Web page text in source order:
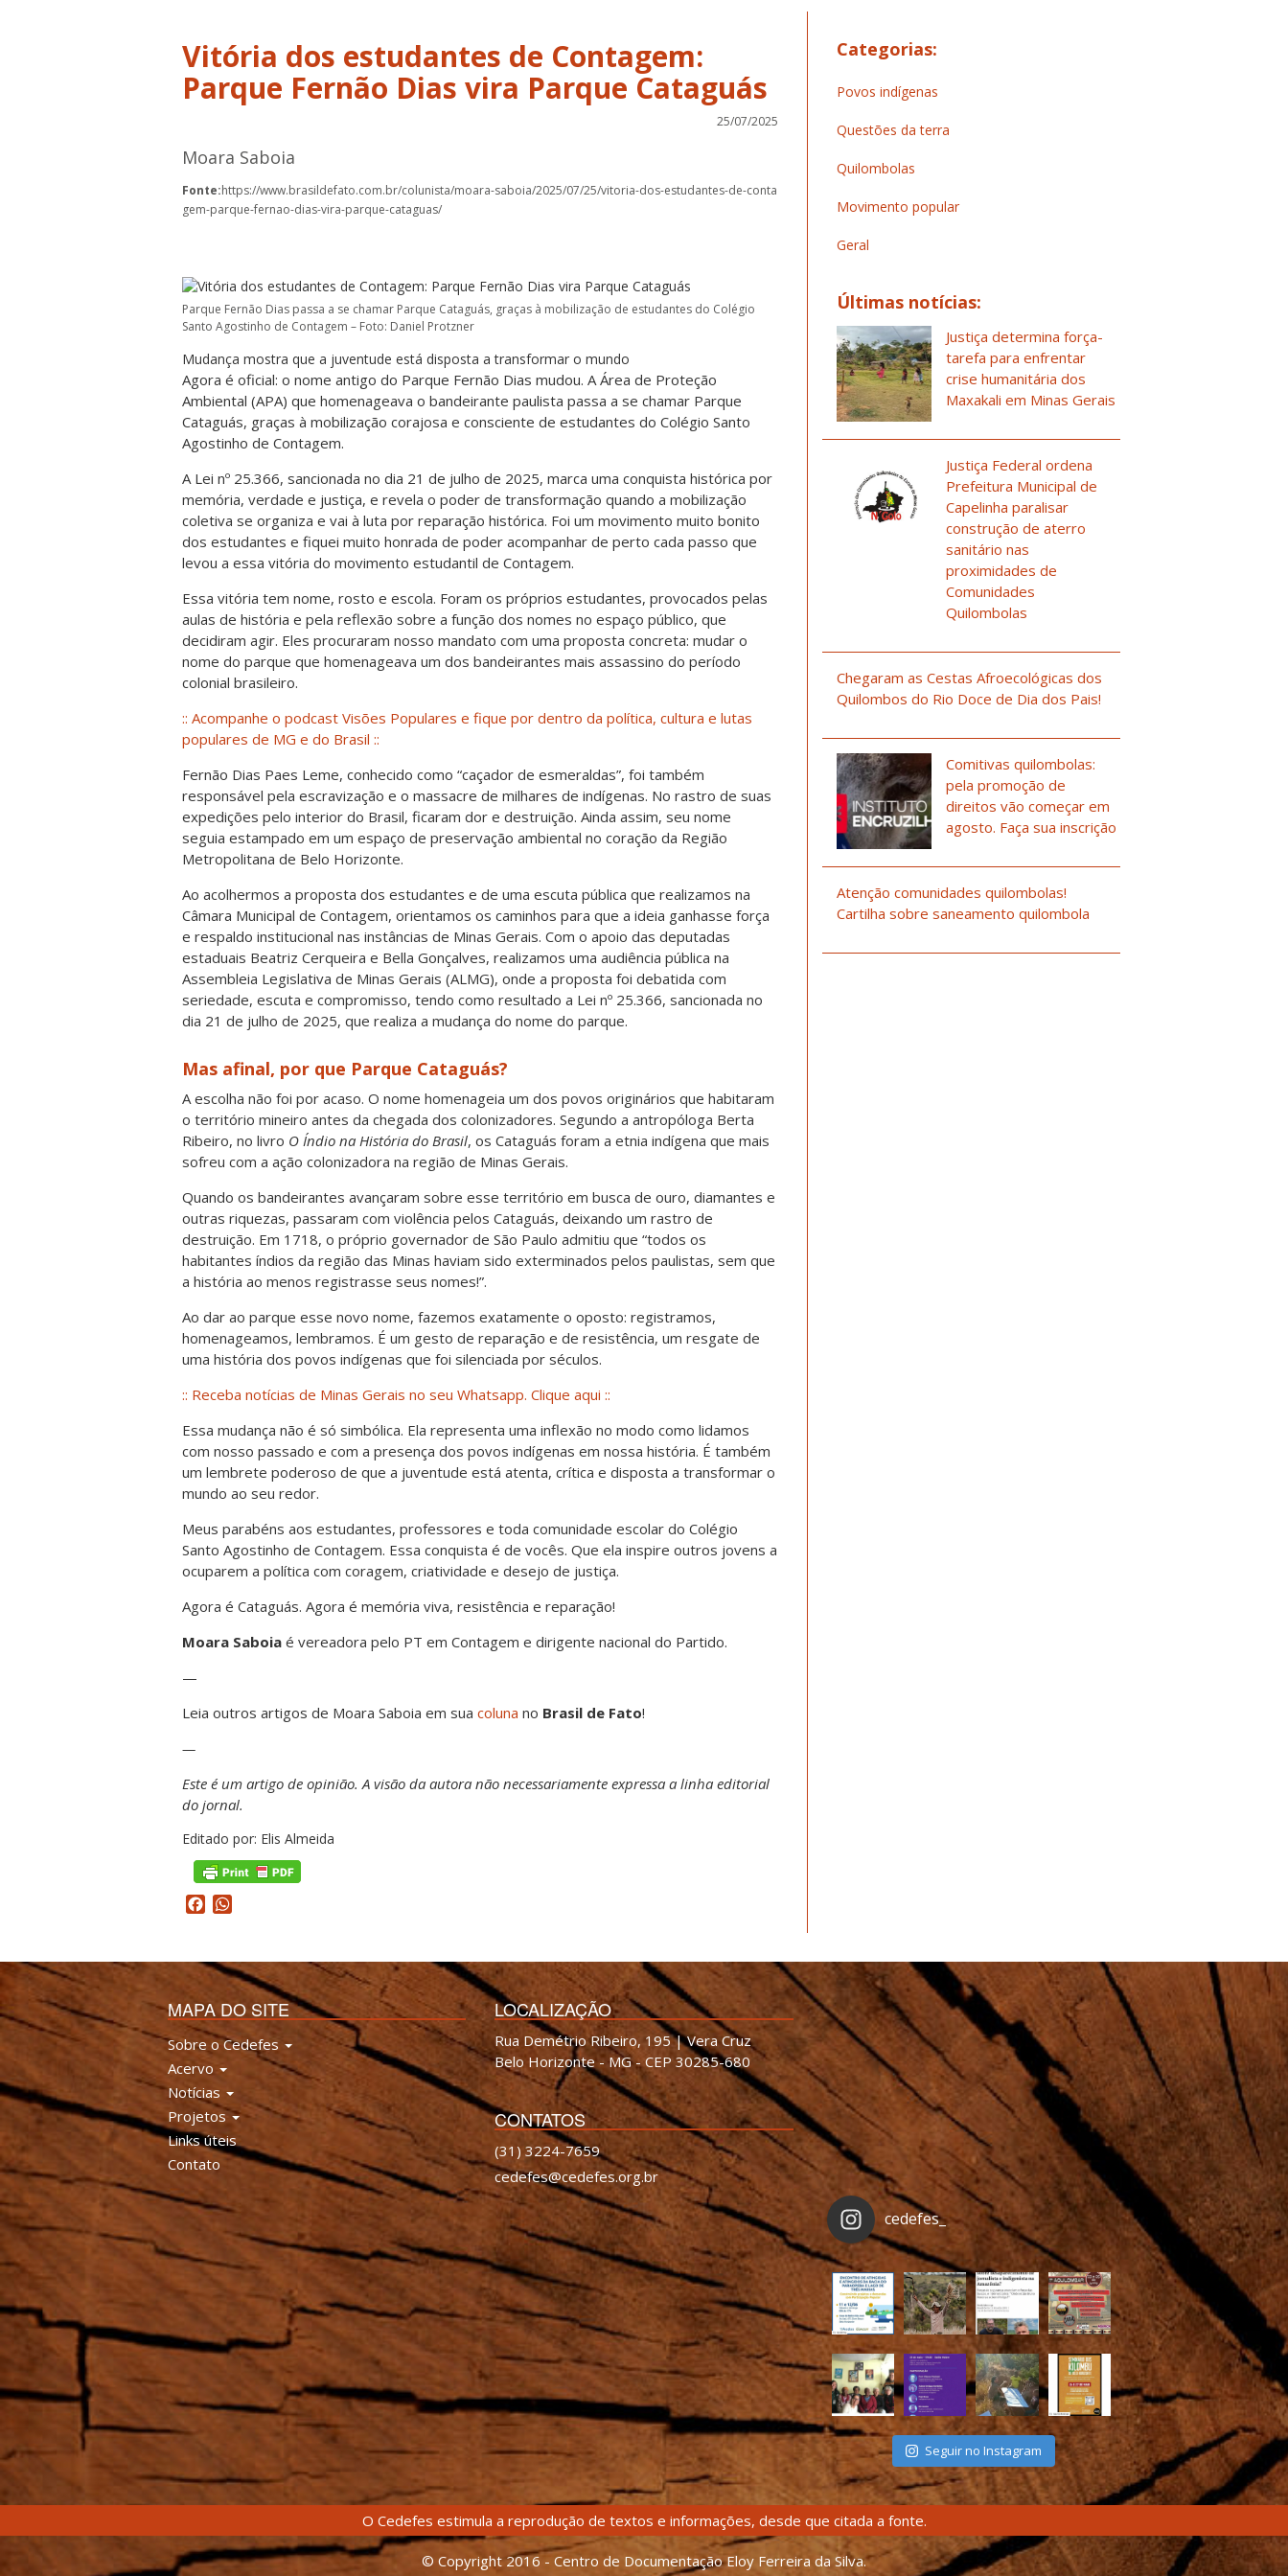
Vitória dos estudantes de Contagem:
Parque Fernão Dias vira Parque Cataguás
25/07/2025
Moara Saboia
Fonte:https://www.brasildefato.com.br/colunista/moara-saboia/2025/07/25/vitoria-dos-estudantes-de-conta
gem-parque-fernao-dias-vira-parque-cataguas/
Parque Fernão Dias passa a se chamar Parque Cataguás, graças à mobilização de estudantes do Colégio
Santo Agostinho de Contagem – Foto: Daniel Protzner
Mudança mostra que a juventude está disposta a transformar o mundo
Agora é oficial: o nome antigo do Parque Fernão Dias mudou. A Área de Proteção
Ambiental (APA) que homenageava o bandeirante paulista passa a se chamar Parque
Cataguás, graças à mobilização corajosa e consciente de estudantes do Colégio Santo
Agostinho de Contagem.
A Lei nº 25.366, sancionada no dia 21 de julho de 2025, marca uma conquista histórica por
memória, verdade e justiça, e revela o poder de transformação quando a mobilização
coletiva se organiza e vai à luta por reparação histórica. Foi um movimento muito bonito
dos estudantes e fiquei muito honrada de poder acompanhar de perto cada passo que
levou a essa vitória do movimento estudantil de Contagem.
Essa vitória tem nome, rosto e escola. Foram os próprios estudantes, provocados pelas
aulas de história e pela reflexão sobre a função dos nomes no espaço público, que
decidiram agir. Eles procuraram nosso mandato com uma proposta concreta: mudar o
nome do parque que homenageava um dos bandeirantes mais assassino do período
colonial brasileiro.
:: Acompanhe o podcast Visões Populares e fique por dentro da política, cultura e lutas
populares de MG e do Brasil ::
Fernão Dias Paes Leme, conhecido como “caçador de esmeraldas”, foi também
responsável pela escravização e o massacre de milhares de indígenas. No rastro de suas
expedições pelo interior do Brasil, ficaram dor e destruição. Ainda assim, seu nome
seguia estampado em um espaço de preservação ambiental no coração da Região
Metropolitana de Belo Horizonte.
Ao acolhermos a proposta dos estudantes e de uma escuta pública que realizamos na
Câmara Municipal de Contagem, orientamos os caminhos para que a ideia ganhasse força
e respaldo institucional nas instâncias de Minas Gerais. Com o apoio das deputadas
estaduais Beatriz Cerqueira e Bella Gonçalves, realizamos uma audiência pública na
Assembleia Legislativa de Minas Gerais (ALMG), onde a proposta foi debatida com
seriedade, escuta e compromisso, tendo como resultado a Lei nº 25.366, sancionada no
dia 21 de julho de 2025, que realiza a mudança do nome do parque.
Mas afinal, por que Parque Cataguás?
A escolha não foi por acaso. O nome homenageia um dos povos originários que habitaram
o território mineiro antes da chegada dos colonizadores. Segundo a antropóloga Berta
Ribeiro, no livro O Índio na História do Brasil, os Cataguás foram a etnia indígena que mais
sofreu com a ação colonizadora na região de Minas Gerais.
Quando os bandeirantes avançaram sobre esse território em busca de ouro, diamantes e
outras riquezas, passaram com violência pelos Cataguás, deixando um rastro de
destruição. Em 1718, o próprio governador de São Paulo admitiu que “todos os
habitantes índios da região das Minas haviam sido exterminados pelos paulistas, sem que
a história ao menos registrasse seus nomes!”.
Ao dar ao parque esse novo nome, fazemos exatamente o oposto: registramos,
homenageamos, lembramos. É um gesto de reparação e de resistência, um resgate de
uma história dos povos indígenas que foi silenciada por séculos.
:: Receba notícias de Minas Gerais no seu Whatsapp. Clique aqui ::
Essa mudança não é só simbólica. Ela representa uma inflexão no modo como lidamos
com nosso passado e com a presença dos povos indígenas em nossa história. É também
um lembrete poderoso de que a juventude está atenta, crítica e disposta a transformar o
mundo ao seu redor.
Meus parabéns aos estudantes, professores e toda comunidade escolar do Colégio
Santo Agostinho de Contagem. Essa conquista é de vocês. Que ela inspire outros jovens a
ocuparem a política com coragem, criatividade e desejo de justiça.
Agora é Cataguás. Agora é memória viva, resistência e reparação!
Moara Saboia é vereadora pelo PT em Contagem e dirigente nacional do Partido.
—
Leia outros artigos de Moara Saboia em sua coluna no Brasil de Fato!
—
Este é um artigo de opinião. A visão da autora não necessariamente expressa a linha editorial
do jornal.
Editado por: Elis Almeida
Facebook
Categorias:
Povos indígenas
Questões da terra
Quilombolas
Movimento popular
Geral
Últimas notícias:
Justiça determina força-
tarefa para enfrentar
crise humanitária dos
Maxakali em Minas Gerais
Justiça Federal ordena
Prefeitura Municipal de
Capelinha paralisar
construção de aterro
sanitário nas
proximidades de
Comunidades
Quilombolas
Chegaram as Cestas Afroecológicas dos
Quilombos do Rio Doce de Dia dos Pais!
Comitivas quilombolas:
pela promoção de
direitos vão começar em
agosto. Faça sua inscrição
Atenção comunidades quilombolas!
Cartilha sobre saneamento quilombola
MAPA DO SITE
Sobre o Cedefes
Acervo
Notícias
Projetos
Links úteis
Contato
LOCALIZAÇÃO
Rua Demétrio Ribeiro, 195 | Vera Cruz
Belo Horizonte - MG - CEP 30285-680
CONTATOS
(31) 3224-7659
cedefes@cedefes.org.br
cedefes_
Seguir no Instagram
O Cedefes estimula a reprodução de textos e informações, desde que citada a fonte.
© Copyright 2016 - Centro de Documentação Eloy Ferreira da Silva.